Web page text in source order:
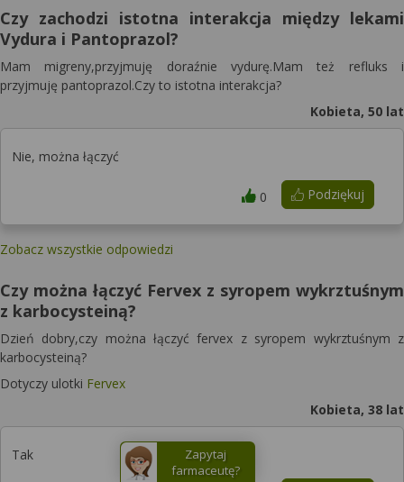
Zapytaj
farmaceutę?
Czy zachodzi istotna interakcja między lekami
Vydura i Pantoprazol?
Mam migreny,przyjmuję doraźnie vydurę.Mam też refluks i
przyjmuję pantoprazol.Czy to istotna interakcja?
Kobieta, 50 lat
Nie, można łączyć
Podziękuj
0
Zobacz wszystkie odpowiedzi
Czy można łączyć Fervex z syropem wykrztuśnym
z karbocysteiną?
Dzień dobry,czy można łączyć fervex z syropem wykrztuśnym z
karbocysteiną?
Dotyczy ulotki Fervex
Kobieta, 38 lat
Tak